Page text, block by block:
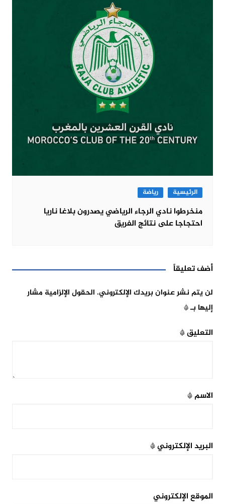
الرئيسية رياضة
منخرطوا نادي الرجاء الرياضي يصدرون بلاغا ناريا
احتجاجا على نتائج الفريق
أضف تعليقاً
لن يتم نشر عنوان بريدك الإلكتروني. الحقول الإلزامية مشار
إليها بـ*
التعليق*
الاسم*
البريد الإلكتروني*
الموقع الإلكتروني